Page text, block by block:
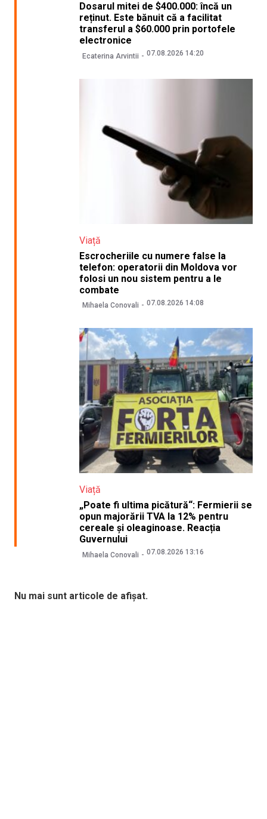
Dosarul mitei de $400.000: încă un
reținut. Este bănuit că a facilitat
transferul a $60.000 prin portofele
electronice
Ecaterina Arvintii 07.08.2026 14:20
Viață
Escrocheriile cu numere false la
telefon: operatorii din Moldova vor
folosi un nou sistem pentru a le
combate
Mihaela Conovali 07.08.2026 14:08
Viață
„Poate fi ultima picătură“: Fermierii se
opun majorării TVA la 12% pentru
cereale și oleaginoase. Reacția
Guvernului
Mihaela Conovali 07.08.2026 13:16
Nu mai sunt articole de afișat.